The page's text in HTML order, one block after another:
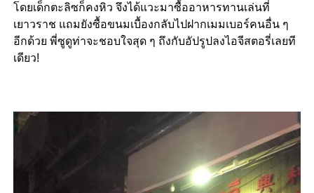
โดยเด็กตะลิซก็คงหิว จึงได้แวะมาซื้ออาหารทานเล่นที่
เยาวราช แถมยังซื้อขนมเบื้องกลับไปฝากเมมเบอร์คนอื่น ๆ
อีกด้วย พี่ซูดูท่าจะชอบใจสุด ๆ ถึงกับอัปรูปลงไอจีสตอรี่เลยที
เดียว!